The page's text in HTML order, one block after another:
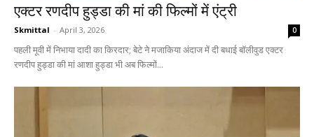
एक्टर रणदीप हुड्डा की मां की फिल्मों में एंट्री
Skmittal - April 3, 2026 0
पहली मूवी में निभाया दादी का किरदार; बेटे ने मजाकिया अंदाज में दी बधाई बॉलीवुड एक्टर
रणदीप हुड्डा की मां आशा हुड्डा भी अब फिल्मों...